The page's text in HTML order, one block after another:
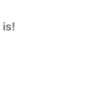
is!